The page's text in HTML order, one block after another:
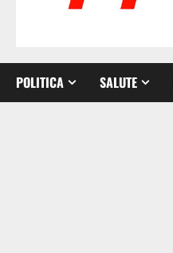
POLITICA SALUTE